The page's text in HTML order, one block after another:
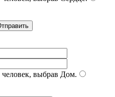
выбрав Дом.